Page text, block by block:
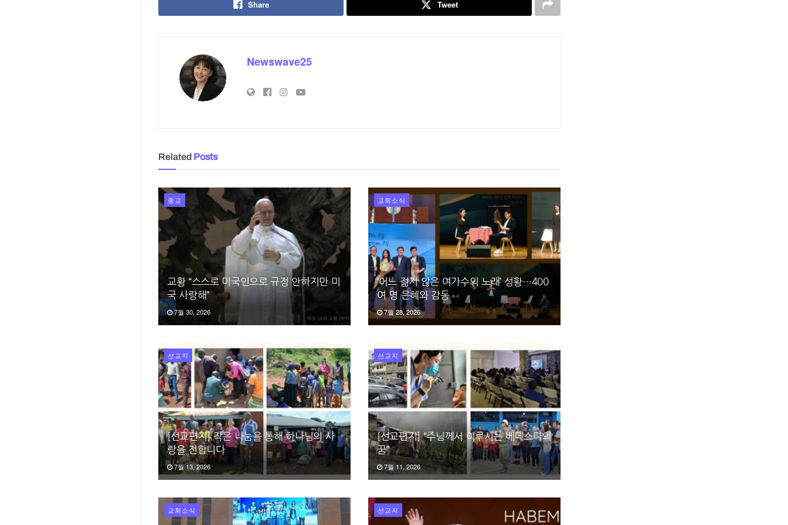
Share Tweet
Newswave25
Related Posts
종교
교황 “스스로 미국인으로 규정 안하지만 미
국 사랑해”
7월 30, 2026
교회소식
‘어느 젊지 않은 여가수의 노래’ 성황…400
여 명 은혜와 감동
7월 28, 2026
선교지
[선교편지] 작은 나눔을 통해 하나님의 사
랑을 전합니다
7월 13, 2026
선교지
[선교편지] “주님께서 이루시는 베데스다의
꿈”
7월 11, 2026
교회소식 선교지